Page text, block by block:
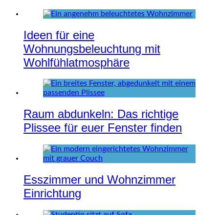
Ideen für eine
Wohnungsbeleuchtung mit
Wohlfühlatmosphäre
Raum abdunkeln: Das richtige
Plissee für euer Fenster finden
Esszimmer und Wohnzimmer
Einrichtung